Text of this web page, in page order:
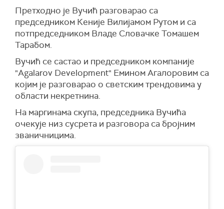
Претходно је Вучић разговарао са
председником Кеније Вилијамом Рутом и са
потпредседником Владе Словачке Томашем
Тарабом.
Вучић се састао и председником компаније
"Agalarov Development" Емином Агалоровим са
којим је разговарао о светским трендовима у
области некретнина.
На маргинама скупа, председника Вучића
очекује низ сусрета и разговора са бројним
званичницима.